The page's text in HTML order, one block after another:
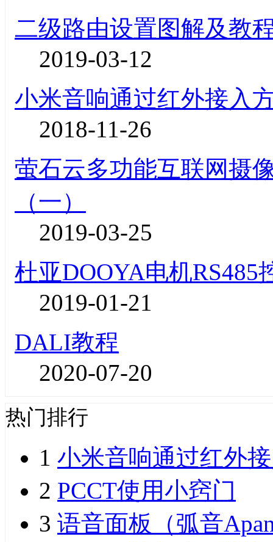
二级路由设置图解及教
2019-03-12
小米音响通过红外接入
2018-11-26
萤石云多功能互联网摄
（一）
2019-03-25
杜亚DOOYA电机RS485
2019-01-21
DALI教程
2020-07-20
热门排行
1 小米音响通过红外
2 PCCT使用小窍门
3 语音面板（弧音